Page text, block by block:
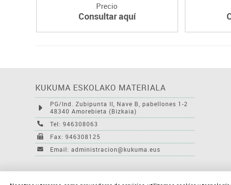
Precio
Consultar aquí
KUKUMA ESKOLAKO MATERIALA
PG/Ind. Zubipunta II, Nave B, pabellones 1-2
48340 Amorebieta (Bizkaia)
Tel: 946308063
Fax: 946308125
Email: administracion@kukuma.eus